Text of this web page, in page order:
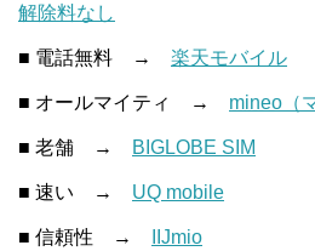
解除料なし
■ 電話無料 → 楽天モバイル
■ オールマイティ → mineo（
■ 老舗 → BIGLOBE SIM
■ 速い → UQ mobile
■ 信頼性 → IIJmio